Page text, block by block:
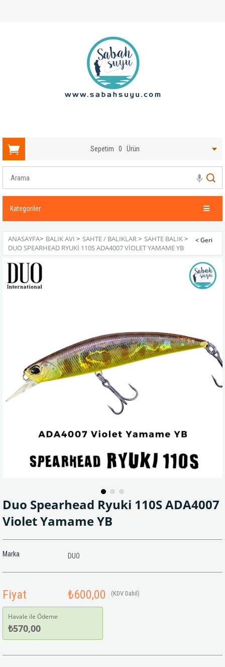
Sepetim 0 Ürün
Kategoriler
ANASAYFA> BALIK AVI > SAHTE / BALIKLAR> SAHTE BALIK>
DUO SPEARHEAD RYUKI 110S ADA4007 VIOLET YAMAME YB
Duo Spearhead Ryuki 110S ADA4007
Violet Yamame YB
Marka DUO
Fiyat ₺600,00 (KDV Dahil)
Havale ile Ödeme
₺570,00